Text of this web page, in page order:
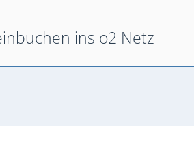
ins o2 Netz